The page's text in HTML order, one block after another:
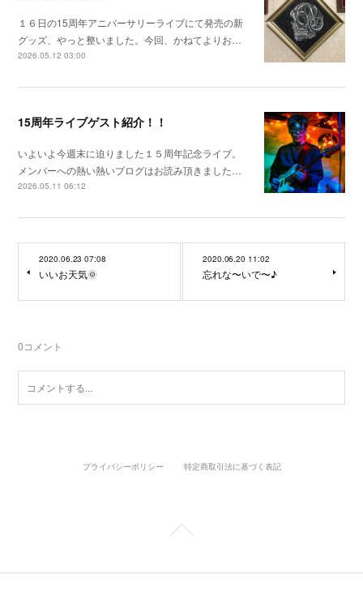
１６日の15周年アニバーサリーライブにて発売の新
グッズ、やっと整いました。今回、かねてよりお…
2026.05.12 03:00
15周年ライブゲスト紹介！！
いよいよ今週末に迫りました１５周年記念ライブ。
メンバーへの熱い熱いブログはお読み頂きました…
2026.05.11 06:12
2020.06.23 07:08
いいお天気🌞
2020.06.20 11:02
忘れな〜いで〜♪
0コメント
プライバシーポリシー 特定商取引法に基づく表記